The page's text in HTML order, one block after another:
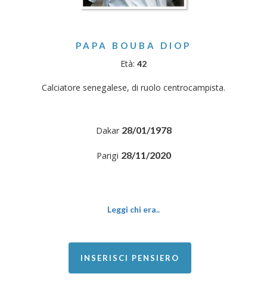
PAPA BOUBA DIOP
Età: 42
Calciatore senegalese, di ruolo centrocampista.
Dakar 28/01/1978
Parigi 28/11/2020
Leggi chi era..
INSERISCI PENSIERO